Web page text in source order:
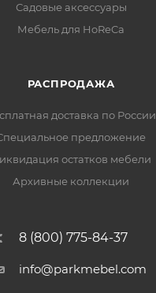
Садовые аксессуары
Мебель для HoReCa
РАСПРОДАЖА
доставка по России
предложение
остатков мебели
Архивные коллекции
8 (800) 775-84-37
info@parkmebel.com